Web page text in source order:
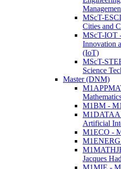
MScT-
Cities and
MScT-IOT
Innovation
(IoT)
MScT-
Science
Master (DNM)
M1BM -
Artificial
M1ECO -
M1ENERG
Jacques
M1MIE -